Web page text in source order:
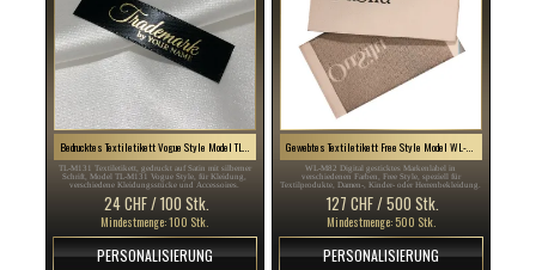
Bedrucktes Textiletikett Vogue Style Model TL-M131
TL-M131 Textiletikett, gedruckt auf Satin mit silberner
Schrift, Model TL-M131 Vogue Style, für Kleidung,
verschiedene Kleidungsstücke und Accessoires.
24 CHF / 100 Stk.
Mindestmenge: 100 Stk.
PERSONALISIERUNG
Gewebtes Textiletikett Free Style Model WL-M82
WL-M82 Digital gesticktes Markenlabel in
verschiedenen Farben, Free Style, speziell für
Textilprodukte, Damen-, Kinder- oder Herrenbekleidung.
127 CHF / 500 Stk.
Mindestmenge: 500 Stk.
PERSONALISIERUNG